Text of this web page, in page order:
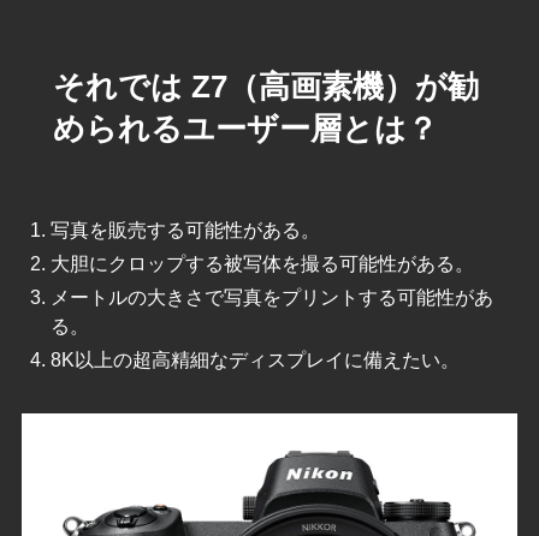
それでは Z7（高画素機）が勧
められるユーザー層とは？
写真を販売する可能性がある。
大胆にクロップする被写体を撮る可能性がある。
メートルの大きさで写真をプリントする可能性があ
る。
8K以上の超高精細なディスプレイに備えたい。